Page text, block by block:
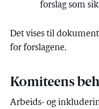
forslag som
Det vises til
for forslagene.
Komiteens
Arbeids- og